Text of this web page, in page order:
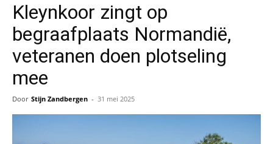
Kleynkoor zingt op
begraafplaats Normandië,
veteranen doen plotseling
mee
Door Stijn Zandbergen - 31 mei 2025